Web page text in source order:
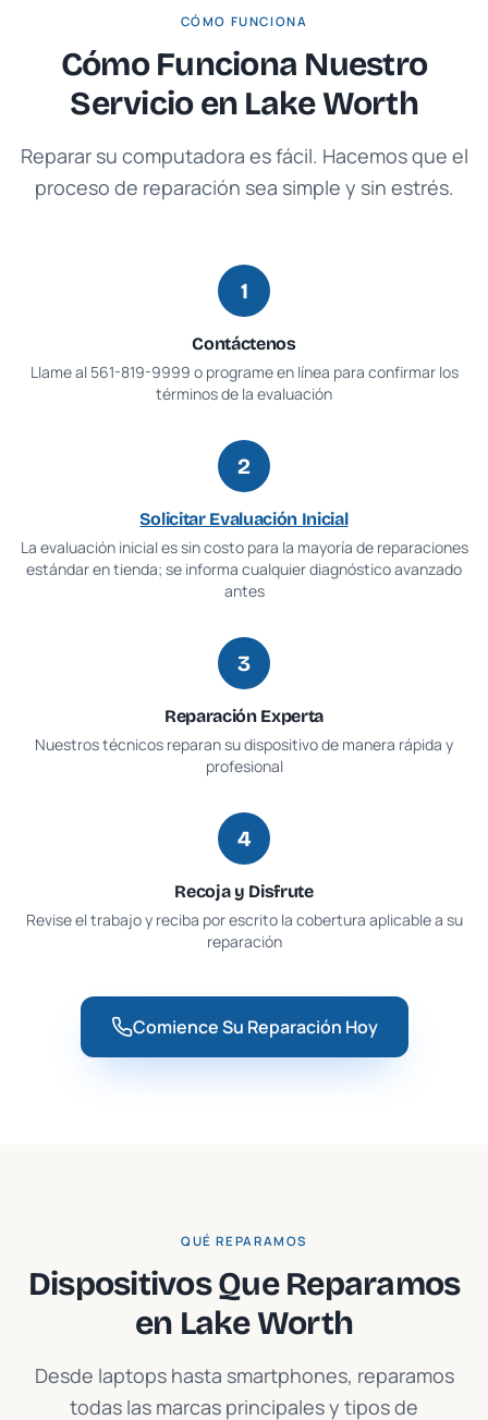
CÓMO FUNCIONA
Cómo Funciona Nuestro
Servicio en Lake Worth
Reparar su computadora es fácil. Hacemos que el
proceso de reparación sea simple y sin estrés.
1
Contáctenos
Llame al 561-819-9999 o programe en línea para confirmar los
términos de la evaluación
2
Solicitar Evaluación Inicial
La evaluación inicial es sin costo para la mayoría de reparaciones
estándar en tienda; se informa cualquier diagnóstico avanzado
antes
3
Reparación Experta
Nuestros técnicos reparan su dispositivo de manera rápida y
profesional
4
Recoja y Disfrute
Revise el trabajo y reciba por escrito la cobertura aplicable a su
reparación
Comience Su Reparación Hoy
QUÉ REPARAMOS
Dispositivos Que Reparamos
en Lake Worth
Desde laptops hasta smartphones, reparamos
todas las marcas principales y tipos de